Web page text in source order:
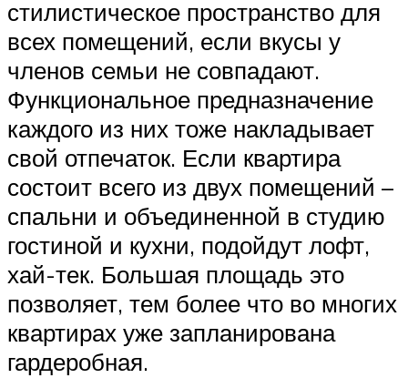
стилистическое пространство для
всех помещений, если вкусы у
членов семьи не совпадают.
Функциональное предназначение
каждого из них тоже накладывает
свой отпечаток. Если квартира
состоит всего из двух помещений –
спальни и объединенной в студию
гостиной и кухни, подойдут лофт,
хай-тек. Большая площадь это
позволяет, тем более что во многих
квартирах уже запланирована
гардеробная.